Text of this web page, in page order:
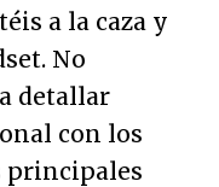
a la caza y
No
detallar
con los
principales